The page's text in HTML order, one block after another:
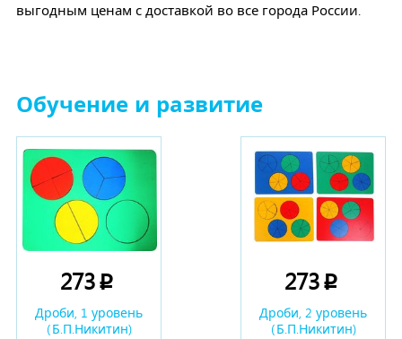
выгодным ценам с доставкой во все города России.
Обучение и развитие
273p
Дроби, 1 уровень
(Б.П.Никитин)
273p
Дроби, 2 уровень
(Б.П.Никитин)